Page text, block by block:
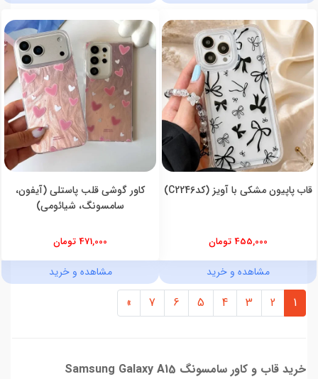
قاب پاپیون مشکی با آویز (کدC2246)
455,000 تومان
مشاهده و خرید
کاور گوشی قلب پاستلی (آیفون،
سامسونگ، شیائومی)
471,000 تومان
مشاهده و خرید
1
2
3
4
5
6
7
»
خرید قاب و کاور سامسونگ Samsung Galaxy A15